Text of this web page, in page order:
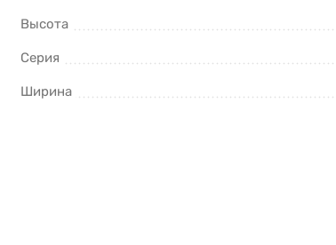
Высота
Серия
Ширина